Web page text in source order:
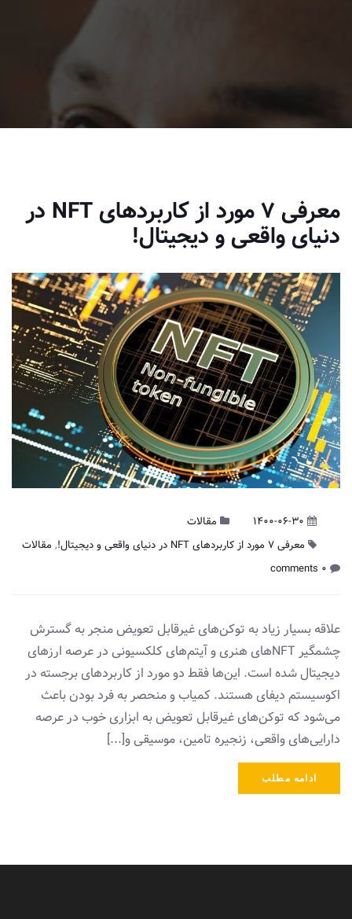
معرفی ۷ مورد از کاربردهای NFT در
دنیای واقعی و دیجیتال!
1400-06-30
مقالات
معرفی ۷ مورد از کاربردهای NFT در دنیای واقعی و دیجیتال!
, مقالات
0 comments
علاقه بسیار زیاد به توکن‌های غیرقابل تعویض منجر به گسترش
چشمگیر NFTهای هنری و آیتم‌های کلکسیونی در عرصه ارزهای
دیجیتال شده است. این‌ها فقط دو مورد از کاربردهای برجسته در
اکوسیستم دیفای هستند. کمیاب و منحصر به‌ فرد بودن باعث
می‌شود که توکن‌های غیرقابل تعویض به ابزاری خوب در عرصه
دارایی‌های واقعی، زنجیره تامین، موسیقی و[...]
ادامه مطلب